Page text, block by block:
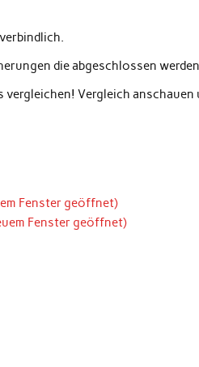
die abgeschlossen
Vergleich anschauen
Fenster geöffnet)
Fenster geöffnet)